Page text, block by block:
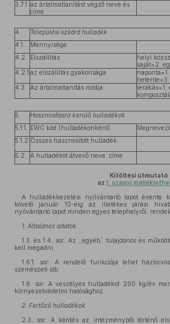
3.7.1. az ártalmatlanítást végző neve és
címe
4.
Települési szilárd hulladék
4.1.
Mennyisége
4.2.
Elszállítás
helyi
saját=2,
4.2.1 az elszállítás gyakorisága
hetente=3
4.3.
Az ártalmatlanítás módja
lerakás=1,
5.
Hasznosításra kerülő hulladékok
5.1.1.
EWC kód (hulladékonként)
5.1.2 Összes hasznosított hulladék
5.2. A hulladékot átvevő neve, címe
Kitöltési útmutató
az 1. számú
A hulladékkezelési nyilvántartó lapot évente
követő január 10-éig az illetékes járási
nyilvántartó lapot minden egyes telephelyről,
1. Általános adatok
1.3. és 1.4. sor: Az ,,egyéb” tulajdonos és
kell megadni.
1.6.1. sor: A rendelő funkciója lehet
szemészeti stb.
1.8. sor: A veszélyes hulladékot 200 kg/év
környezetvédelmi hatósághoz.
2. Fertőző hulladékok
2.3. sor: A kérdés az intézményből történő